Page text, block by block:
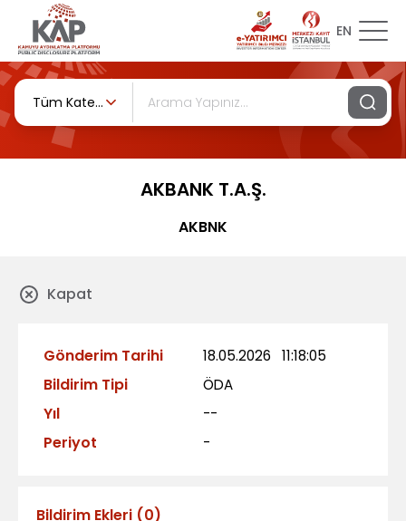
EN
Tüm Kategoriler
AKBANK T.A.Ş.
AKBNK
Kapat
Gönderim Tarihi 18.05.2026 11:18:05
Bildirim Tipi ÖDA
Yıl --
Periyot -
Bildirim Ekleri (0)